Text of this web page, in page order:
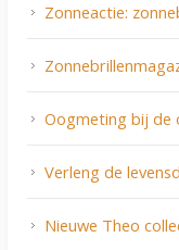
Zonneactie:
Oogmeting bij de
Verleng de
Nieuwe Theo